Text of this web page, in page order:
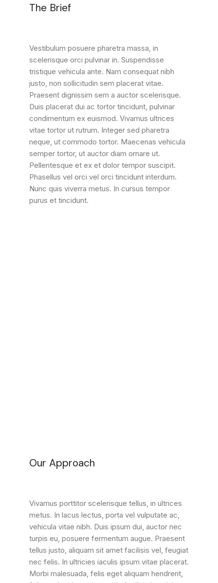
The Brief
Vestibulum posuere pharetra massa, in
scelerisque orci pulvinar in. Suspendisse
tristique vehicula ante. Nam consequat nibh
justo, non sollicitudin sem placerat vitae.
Praesent dignissim sem a auctor scelerisque.
Duis placerat dui ac tortor tincidunt, pulvinar
condimentum ex euismod. Vivamus ultrices
vitae tortor ut rutrum. Integer sed pharetra
neque, ut commodo tortor. Maecenas vehicula
semper tortor, ut auctor diam ornare ut.
Pellentesque et ex et dolor tempor suscipit.
Phasellus vel orci vel orci tincidunt interdum.
Nunc quis viverra metus. In cursus tempor
purus et tincidunt.
Our Approach
Vivamus porttitor scelerisque tellus, in ultrices
metus. In lacus lectus, porta vel vulputate ac,
vehicula vitae nibh. Duis ipsum dui, auctor nec
turpis eu, posuere fermentum augue. Praesent
tellus justo, aliquam sit amet facilisis vel, feugiat
nec felis. In ultricies iaculis ipsum vitae placerat.
Morbi malesuada, felis eget aliquam hendrerit,